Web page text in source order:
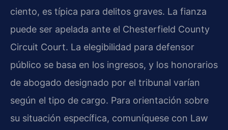
ciento, es típica para delitos graves. La fianza
puede ser apelada ante el Chesterfield County
Circuit Court. La elegibilidad para defensor
público se basa en los ingresos, y los honorarios
de abogado designado por el tribunal varían
según el tipo de cargo. Para orientación sobre
su situación específica, comuníquese con Law